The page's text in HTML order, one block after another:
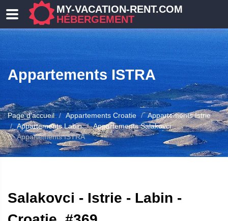
MY-VACATION-RENT.COM
HÉBERGEMENT
Appartements ISTRA
Page d'accueil Appartements Croatie
Appartements Istrie
Appartements Labin
Appartements Salakovci
Appartements ISTRA
Salakovci - Istrie - Labin -